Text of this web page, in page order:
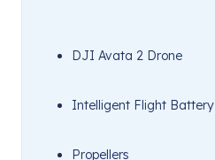
DJI Avata 2 Drone
Intelligent Flight Battery
Propellers